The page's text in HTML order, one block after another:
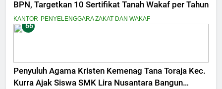
BPN, Targetkan 10 Sertifikat Tanah Wakaf per Tahun
KANTOR PENYELENGGARA ZAKAT DAN WAKAF
66
Penyuluh Agama Kristen Kemenag Tana Toraja Kec.
Kurra Ajak Siswa SMK Lira Nusantara Bangun